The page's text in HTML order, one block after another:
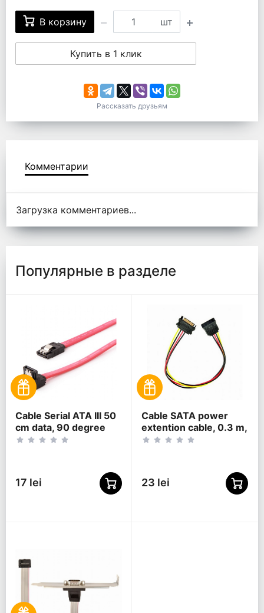
В корзину шт
Купить в 1 клик
Рассказать друзьям
Комментарии
Комментарии
Загрузка комментариев...
Популярные в разделе
Cable Serial ATA III 50
cm data, 90 degree
connector, metal clips,
17 lei
Cable SATA power
extention cable, 0.3 m,
Cablexpert CC-
23 lei